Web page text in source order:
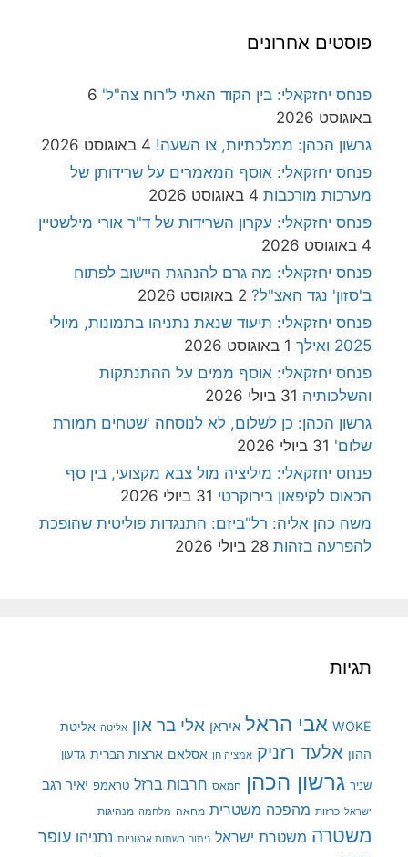
פוסטים אחרונים
פנחס יחזקאלי: בין הקוד האתי ל'רוח צה"ל' 6
באוגוסט 2026
גרשון הכהן: ממלכתיות, צו השעה! 4 באוגוסט 2026
פנחס יחזקאלי: אוסף המאמרים על שרידותן של
מערכות מורכבות 4 באוגוסט 2026
פנחס יחזקאלי: עקרון השרידות של ד"ר אורי מילשטיין
4 באוגוסט 2026
פנחס יחזקאלי: מה גרם להנהגת היישוב לפתוח
ב'סזון' נגד האצ"ל? 2 באוגוסט 2026
פנחס יחזקאלי: תיעוד שנאת נתניהו בתמונות, מיולי
2025 ואילך
1 באוגוסט 2026
פנחס יחזקאלי: אוסף ממים על ההתנתקות
והשלכותיה 31 ביולי 2026
גרשון הכהן: כן לשלום, לא לנוסחה 'שטחים תמורת
שלום' 31 ביולי 2026
פנחס יחזקאלי: מיליציה מול צבא מקצועי, בין סף
הכאוס לקיפאון בירוקרטי 31 ביולי 2026
משה כהן אליה: רל"ביזם: התנגדות פוליטית שהופכת
להפרעה בזהות 28 ביולי 2026
תגיות
WOKE אבי הראל איראן אלי בר און אליטה אליטת
ההון אלעד רזניק אמציה חן אסלאם ארצות הברית גדעון
שניר גרשון הכהן חמאס חרבות ברזל טראמפ יאיר רגב
ישראל כרזות מהפכה משטרית מחאה מלחמה מנהיגות
משטרה משטרת ישראל ניתוח רשתות ארגוניות נתניהו עופר